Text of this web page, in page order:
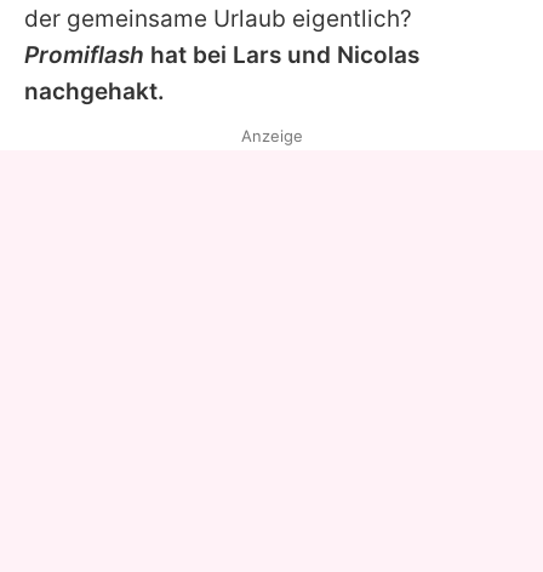
der gemeinsame Urlaub eigentlich?
Promiflash hat bei Lars und Nicolas
nachgehakt.
Anzeige